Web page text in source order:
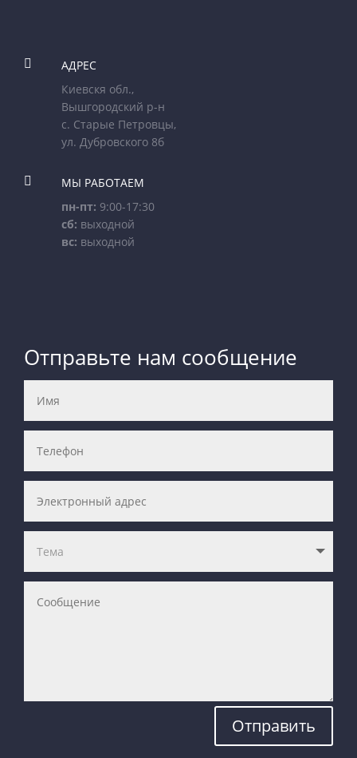

АДРЕС
Киевскя обл.,
Вышгородский р-н
с. Старые Петровцы,
ул. Дубровского 8б

МЫ РАБОТАЕМ
пн-пт: 9:00-17:30
сб: выходной
вс: выходной
Отправьте нам сообщение
Отправить